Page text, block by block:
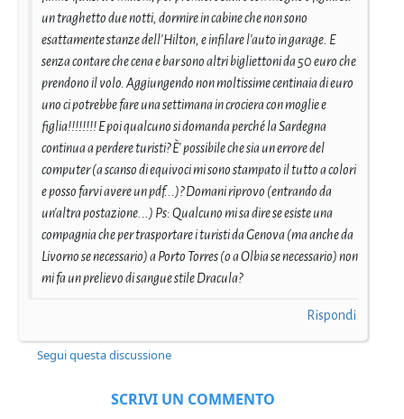
un traghetto due notti, dormire in cabine che non sono
esattamente stanze dell'Hilton, e infilare l'auto in garage. E
senza contare che cena e bar sono altri bigliettoni da 50 euro che
prendono il volo. Aggiungendo non moltissime centinaia di euro
uno ci potrebbe fare una settimana in crociera con moglie e
figlia!!!!!!!! E poi qualcuno si domanda perché la Sardegna
continua a perdere turisti? È' possibile che sia un errore del
computer (a scanso di equivoci mi sono stampato il tutto a colori
e posso farvi avere un pdf...)? Domani riprovo (entrando da
un'altra postazione...) Ps: Qualcuno mi sa dire se esiste una
compagnia che per trasportare i turisti da Genova (ma anche da
Livorno se necessario) a Porto Torres (o a Olbia se necessario) non
mi fa un prelievo di sangue stile Dracula?
Rispondi
Segui questa discussione
SCRIVI UN COMMENTO